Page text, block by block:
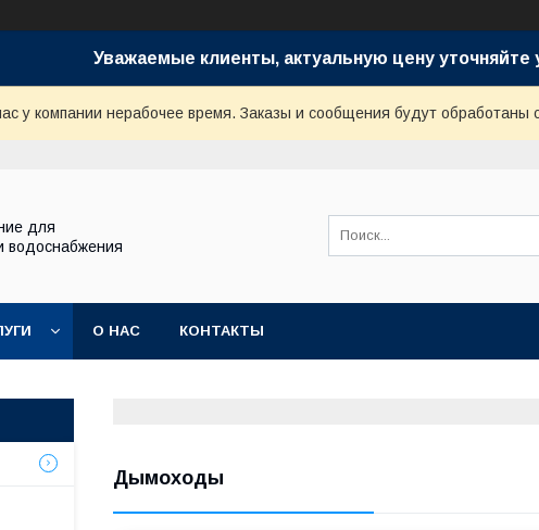
Уважаемые клиенты, актуальную цену уточняйте
у компании нерабочее время. Заказы и сообщения будут обработаны
для
водоснабжения
О НАС КОНТАКТЫ
Дымоходы